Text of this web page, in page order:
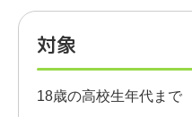
対象
18歳の高校生年代まで